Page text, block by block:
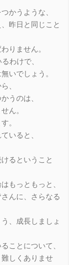
かうような、
昨日と同じこと
りません。
わけで、
いでしょう。
、
うのは、
ん。
。
いると、
るということ
もっともっと、
んに、さらなる
、成長しましょ
ことについて、
しくありませ